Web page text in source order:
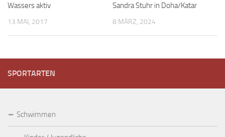
Wassers aktiv
13 MAI, 2017
Sandra Stuhr in Doha/Katar
8 MÄRZ, 2024
SPORTARTEN
Schwimmen